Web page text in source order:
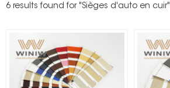
6 results found for "Sièges d'auto en cuir"